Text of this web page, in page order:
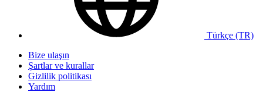
Türkçe (TR)
Bize ulaşın
Şartlar ve kurallar
Gizlilik politikası
Yardım